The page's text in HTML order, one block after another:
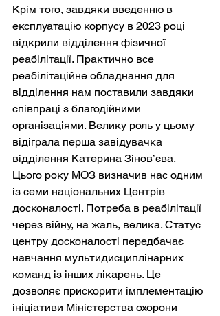
Крім того, завдяки введенню в
експлуатацію корпусу в 2023 році
відкрили відділення фізичної
реабілітації. Практично все
реабілітаційне обладнання для
відділення нам поставили завдяки
співпраці з благодійними
організаціями. Велику роль у цьому
відіграла перша завідувачка
відділення Катерина Зінов’єва.
Цього року МОЗ визначив нас одним
із семи національних Центрів
досконалості. Потреба в реабілітації
через війну, на жаль, велика. Статус
центру досконалості передбачає
навчання мультидисциплінарних
команд із інших лікарень. Це
дозволяє прискорити імплементацію
ініціативи Міністерства охорони